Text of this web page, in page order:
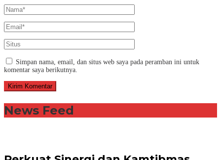
Simpan nama, email, dan situs web saya pada peramban ini untuk
komentar saya berikutnya.
News Feed